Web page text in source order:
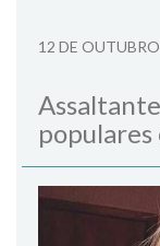
12 DE
populares